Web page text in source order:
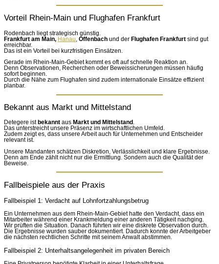
Vorteil Rhein-Main und Flughafen Frankfurt
Rodenbach liegt strategisch günstig.
Frankfurt am Main, Hanau Offenbach und der Flughafen Frankfurt sind gut
erreichbar.
Das ist ein Vorteil bei kurzfristigen Einsätzen.
Gerade im Rhein-Main-Gebiet kommt es oft auf schnelle Reaktion an.
Denn Observationen, Recherchen oder Beweissicherungen müssen häufig
sofort beginnen.
Durch die Nähe zum Flughafen sind zudem internationale Einsätze effizient
planbar.
Bekannt aus Markt und Mittelstand
Detegere ist bekannt aus Markt und Mittelstand
Das unterstreicht unsere Präsenz im wirtschaftlichen Umfeld.
Zudem zeigt es, dass unsere Arbeit auch für Unternehmen und Entscheider
relevant ist.
Unsere Mandanten schätzen Diskretion, Verlässlichkeit und klare Ergebnisse.
Denn am Ende zählt nicht nur die Ermittlung. Sondern auch die Qualität der
Beweise.
Fallbeispiele aus der Praxis
Fallbeispiel 1: Verdacht auf Lohnfortzahlungsbetrug
Ein Unternehmen aus dem Rhein-Main-Gebiet hatte den Verdacht, dass ein
Mitarbeiter während einer Krankmeldung einer anderen Tätigkeit nachging.
Wir prüften die Situation. Danach führten wir eine diskrete Observation durch.
Die Ergebnisse wurden sauber dokumentiert. Dadurch konnte der Arbeitgeber
die nächsten rechtlichen Schritte mit seinem Anwalt abstimmen.
Fallbeispiel 2: Unterhaltsangelegenheit im privaten Bereich